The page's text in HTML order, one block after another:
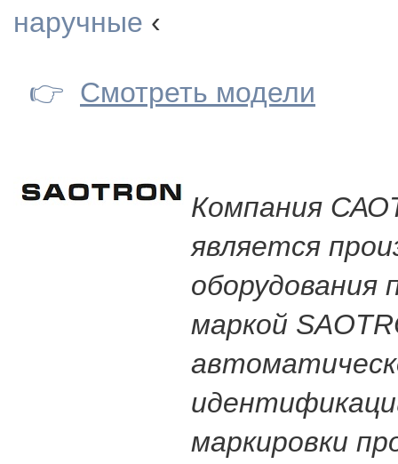
наручные ‹
👉 Смотреть модели
Компания
является
оборудования
маркой
маркировки